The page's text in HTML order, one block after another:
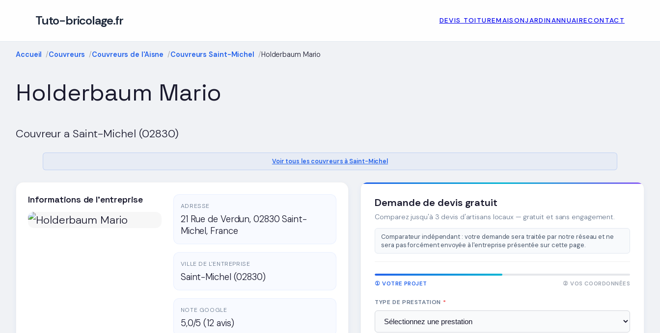
Tuto-bricolage.fr DEVIS TOITUREMAISONJARDINANNUAIRECONTACT
Accueil Couvreurs Couvreurs de l'Aisne Couvreurs Saint-Michel Holderbaum Mario
Holderbaum Mario
Couvreur a Saint-Michel (02830)
Voir tous les couvreurs à Saint-Michel
Informations de l'entreprise
ADRESSE
21 Rue de Verdun, 02830 Saint-
Michel, France
VILLE DE L'ENTREPRISE
Saint-Michel (02830)
NOTE GOOGLE
5,0/5 (12 avis)
Demande de devis gratuit
Comparez jusqu'à 3 devis d'artisans locaux — gratuit et sans engagement.
Comparateur indépendant : votre demande sera traitée par notre réseau et ne
sera pas forcément envoyée à l'entreprise présentée sur cette page.
① VOTRE PROJET ② VOS COORDONNÉES
TYPE DE PRESTATION *